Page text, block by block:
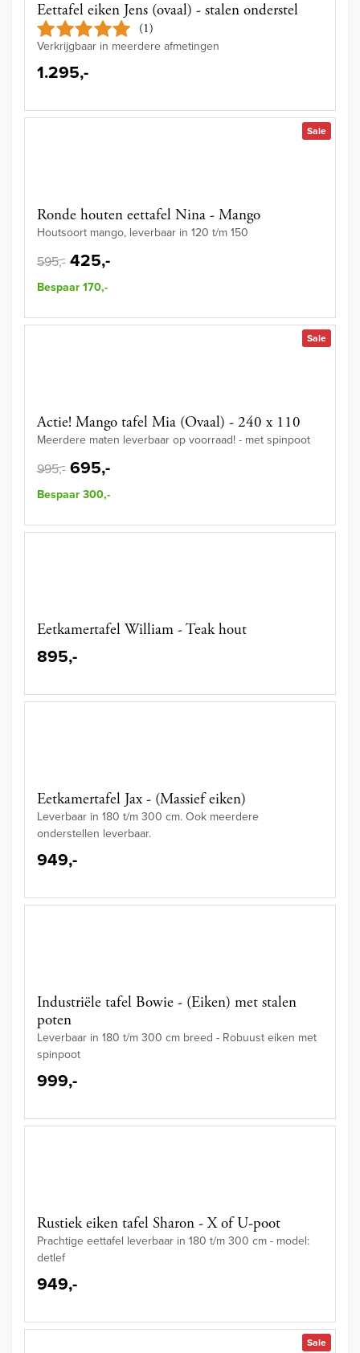
Eettafel eiken Jens (ovaal) - stalen onderstel
(1)
Verkrijgbaar in meerdere afmetingen
1.295,-
Sale
Ronde houten eettafel Nina - Mango
Houtsoort mango, leverbaar in 120 t/m 150
595,- 425,-
Bespaar 170,-
Sale
Actie! Mango tafel Mia (Ovaal) - 240 x 110
Meerdere maten leverbaar op voorraad! - met spinpoot
995,- 695,-
Bespaar 300,-
Eetkamertafel William - Teak hout
895,-
Eetkamertafel Jax - (Massief eiken)
Leverbaar in 180 t/m 300 cm. Ook meerdere
onderstellen leverbaar.
949,-
Industriële tafel Bowie - (Eiken) met stalen
poten
Leverbaar in 180 t/m 300 cm breed - Robuust eiken met
spinpoot
999,-
Rustiek eiken tafel Sharon - X of U-poot
Prachtige eettafel leverbaar in 180 t/m 300 cm - model:
detlef
949,-
Sale